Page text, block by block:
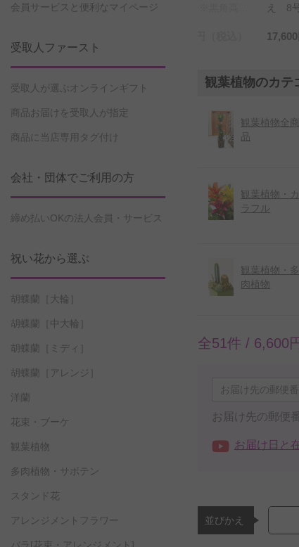
あき白
え 8号※黒角高陶
え 7
16,500
観葉植物のカテ
観葉植物全商
品
観葉植物・カ
ラフル
観葉植物・多
肉植物
全51件 / 6,600
お届け先の郵便
お届け日と
並びかえ
会員サービスと便利なマイページ
受取人ファースト
受取人が選ぶオンラインギフト
商品お届けを受取人が指定
商品に当店専用タグ付け
会社・団体でご利用の方
締め払いOKの法人会員・サービス
祝い花から選ぶ
胡蝶蘭［大輪］
胡蝶蘭［中大輪］
胡蝶蘭［ミディ］
胡蝶蘭［アレンジ］
洋蘭
花束・ブーケ
観葉植物
多肉植物・サボテン
スタンド花
アレンジメントフラワー